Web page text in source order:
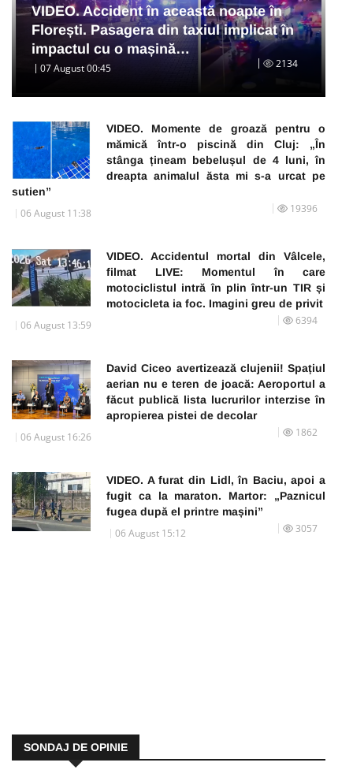
VIDEO. Accident în această noapte în
Florești. Pasagera din taxiul implicat în
impactul cu o mașină…
07 August 00:45 2134
VIDEO. Momente de groază pentru o
mămică într-o piscină din Cluj: „În
stânga țineam bebelușul de 4 luni, în
dreapta animalul ăsta mi s-a urcat pe
sutien”
06 August 11:38 19396
VIDEO. Accidentul mortal din Vâlcele,
filmat LIVE: Momentul în care
motociclistul intră în plin într-un TIR și
motocicleta ia foc. Imagini greu de privit
06 August 13:59 6394
David Ciceo avertizează clujenii! Spațiul
aerian nu e teren de joacă: Aeroportul a
făcut publică lista lucrurilor interzise în
apropierea pistei de decolar
06 August 16:26 1862
VIDEO. A furat din Lidl, în Baciu, apoi a
fugit ca la maraton. Martor: „Paznicul
fugea după el printre mașini”
06 August 15:12 3057
SONDAJ DE OPINIE